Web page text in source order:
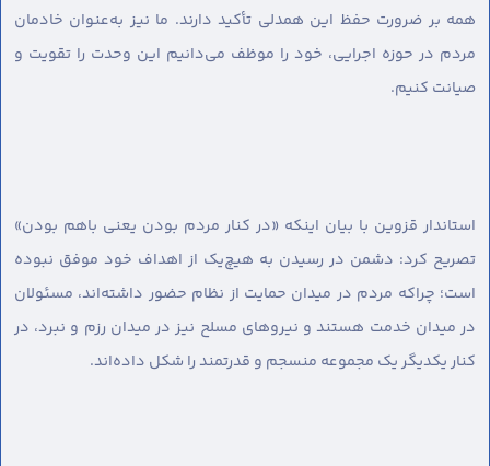
همه بر ضرورت حفظ این همدلی تأکید دارند. ما نیز به‌عنوان خادمان
مردم در حوزه اجرایی، خود را موظف می‌دانیم این وحدت را تقویت و
صیانت کنیم.
استاندار قزوین با بیان اینکه «در کنار مردم بودن یعنی باهم بودن»
تصریح کرد: دشمن در رسیدن به هیچ‌یک از اهداف خود موفق نبوده
است؛ چراکه مردم در میدان حمایت از نظام حضور داشته‌اند، مسئولان
در میدان خدمت هستند و نیروهای مسلح نیز در میدان رزم و نبرد، در
کنار یکدیگر یک مجموعه منسجم و قدرتمند را شکل داده‌اند.